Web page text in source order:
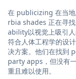
在 publicizing 在当地
rbia shades 正在寻
ability以视觉上吸引
符合人体工程学的设
决方案。他们在找到
party apps，但没有
重且难以使用。